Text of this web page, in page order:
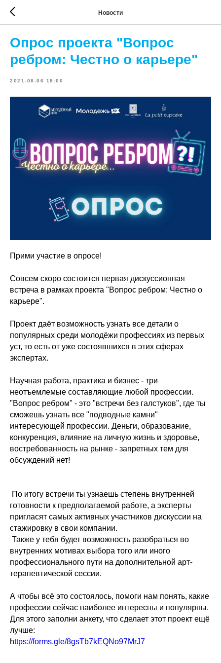
Новости
Опрос проекта "Вопрос
ребром: Честно о карьере"
2021-08-06 18:00
Прими участие в опросе!
Совсем скоро состоится первая дискуссионная
встреча в рамках проекта "Вопрос ребром: Честно о
карьере".
Проект даёт возможность узнать все детали о
популярных среди молодёжи профессиях из первых
уст, то есть от уже состоявшихся в этих сферах
экспертах.
Научная работа, практика и бизнес - три
неотъемлемые составляющие любой профессии.
"Вопрос ребром" - это "встречи без галстуков", где ты
сможешь узнать все "подводные камни"
интересующей профессии. Деньги, образование,
конкуренция, влияние на личную жизнь и здоровье,
востребованность на рынке - запретных тем для
обсуждений нет!
По итогу встречи ты узнаешь степень внутренней
готовности к предполагаемой работе, а эксперты
пригласят самых активных участников дискуссии на
стажировку в свои компании.
Также у тебя будет возможность разобраться во
внутренних мотивах выбора того или иного
профессионального пути на дополнительной арт-
терапевтической сессии.
А чтобы всё это состоялось, помоги нам понять, какие
профессии сейчас наиболее интересны и популярны.
Для этого заполни анкету, что сделает этот проект ещё
лучше:
https://forms.gle/8gsTb7kEQNo97MrJ7